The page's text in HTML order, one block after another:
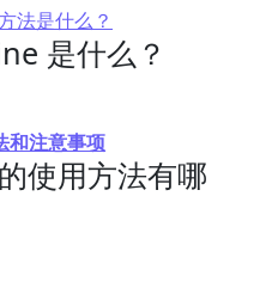
法是什么？
是什么？
和注意事项
使用方法有哪